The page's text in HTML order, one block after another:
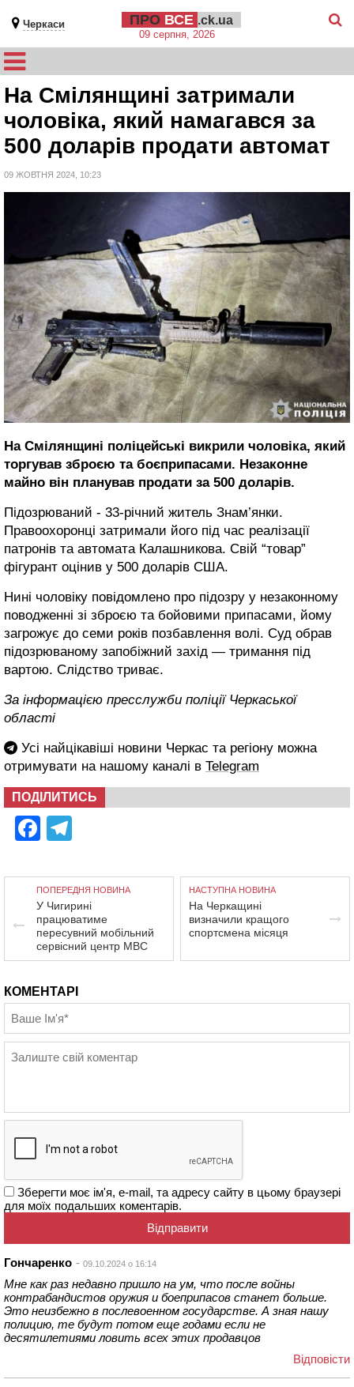
Черкаси ПРО ВСЕ .ck.ua
09 серпня, 2026
На Смілянщині затримали
чоловіка, який намагався за
500 доларів продати автомат
09 ЖОВТНЯ 2024, 10:23
На Смілянщині поліцейські викрили чоловіка, який
торгував зброєю та боєприпасами. Незаконне
майно він планував продати за 500 доларів.
Підозрюваний - 33-річний житель Знам’янки.
Правоохоронці затримали його під час реалізації
патронів та автомата Калашникова. Свій “товар”
фігурант оцінив у 500 доларів США.
Нині чоловіку повідомлено про підозру у незаконному
поводженні зі зброєю та бойовими припасами, йому
загрожує до семи років позбавлення волі. Суд обрав
підозрюваному запобіжний захід — тримання під
вартою. Слідство триває.
За інформацією пресслужби поліції Черкаської
області
Усі найцікавіші новини Черкас та регіону можна
отримувати на нашому каналі в Telegram
ПОДІЛИТИСЬ
Facebook
ПОПЕРЕДНЯ НОВИНА
У Чигирині
працюватиме
пересувний мобільний
сервісний центр МВС
НАСТУПНА НОВИНА
На Черкащині
визначили кращого
спортсмена місяця
КОМЕНТАРІ
Зберегти моє ім'я, e-mail, та адресу сайту в цьому браузері
для моїх подальших коментарів.
Гончаренко 09.10.2024 о 16:14
Мне как раз недавно пришло на ум, что после войны
контрабандистов оружия и боеприпасов станет больше.
Это неизбежно в послевоенном государстве. А зная нашу
полицию, те будут потом еще годами если не
десятилетиями ловить всех этих продавцов
Відповіcти